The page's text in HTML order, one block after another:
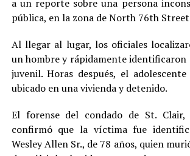
a un reporte sobre una persona
pública, en la zona de North 76th
Al llegar al lugar, los oficiales
un hombre y rápidamente identificaron
juvenil. Horas después, el
ubicado en una vivienda y detenido.
El forense del condado de St. Clair,
confirmó que la víctima fue
Wesley Allen Sr., de 78 años, quien